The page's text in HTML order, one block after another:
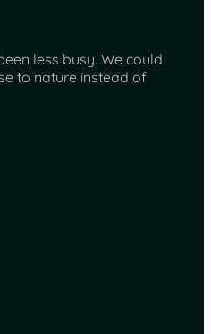
less busy. We could
to nature instead of